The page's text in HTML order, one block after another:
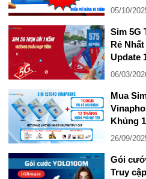
05/10/
Sim 5G
Rẻ
Update
06/03/
Mua
Khủng
26/09/
Gói
Truy